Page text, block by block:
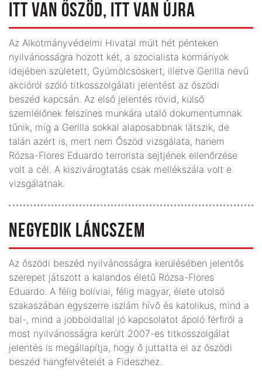
ITT VAN ŐSZÖD, ITT VAN ÚJRA
Az Alkotmányvédelmi Hivatal múlt hét pénteken
nyilvánosságra hozott két, a szocialista kormányok
idejében született, Gyümölcsöskert, illetve Gerilla nevű
akcióról szóló titkosszolgálati jelentést az őszödi
beszéd kapcsán. Az első jelentés rövid, külső
szemlélőnek felszínes munkára utaló dokumentumnak
tűnik, míg a Gerilla sokkal alaposabbnak látszik, de
talán azért is, mert nem Őszöd vizsgálata, hanem
Rózsa-Flores Eduardo terrorista sejtjének ellenőrzése
volt a cél. A kiszivárogtatás csak mellékszála volt e
vizsgálatnak.
NEGYEDIK LÁNCSZEM
Az őszödi beszéd nyilvánosságra kerülésében jelentős
szerepet játszott a kalandos életű Rózsa-Flores
Eduardo. A félig bolíviai, félig magyar, élete utolsó
szakaszában egyszerre iszlám hívő és katolikus, mind a
bal-, mind a jobboldallal jó kapcsolatot ápoló férfiről a
most nyilvánosságra került 2007-es titkosszolgálat
jelentés is megállapítja, hogy ő juttatta el az őszödi
beszéd hangfelvételét a Fideszhez.